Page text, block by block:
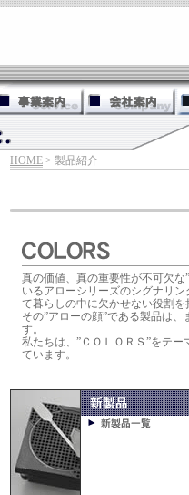
HOME > 製品紹介
真の価値、真の重要性が不可欠
いるアローシリーズのシグナリ
て暮らしの中に欠かせない役割を
その”アローの顔”である製品は
す。
私たちは、”ＣＯＬＯＲＳ”をテ
ています。